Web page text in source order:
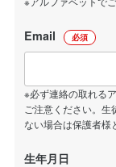
Email 必須
※必ず連絡の取れる
ご注意ください。生
ない場合は保護者様
生年月日